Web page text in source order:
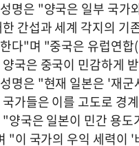
명은 "양국은 일부 국가
간섭과 세계 각지의 기
다"며 "중국은 유럽연합
국은 중국이 민감하게
명은 "현재 일본은 '재
가들은 이를 고도로 경
양국은 일본이 민간 용
"이 국가의 우익 세력이 '